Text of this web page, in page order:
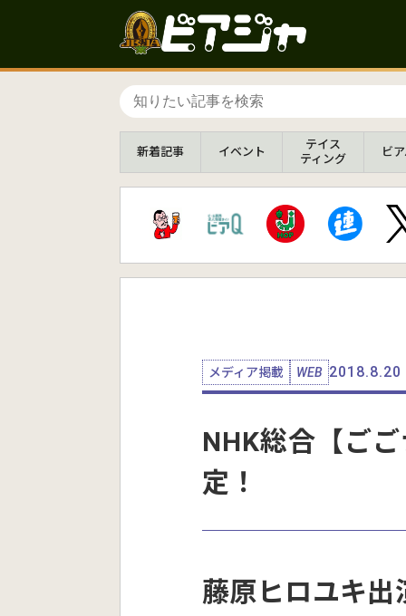
新着記事 イベント
テイス
ティング
ビ
メディア掲載 WEB 2018.8.20
NHK総合【ご
定！
藤原ヒロユキ出